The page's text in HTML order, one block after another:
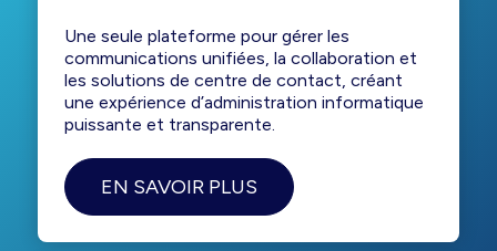
Une seule plateforme pour gérer les
communications unifiées, la collaboration et
les solutions de centre de contact, créant
une expérience d’administration informatique
puissante et transparente.
EN SAVOIR PLUS